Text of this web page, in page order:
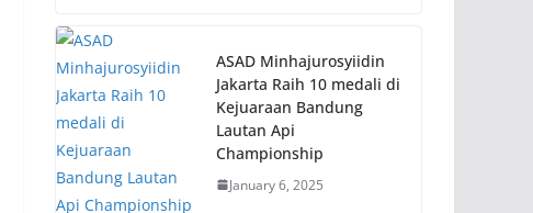
ASAD Minhajurosyiidin
Jakarta Raih 10 medali di
Kejuaraan Bandung
Lautan Api
Championship
January 6, 2025